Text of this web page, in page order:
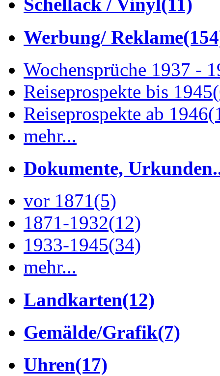
Schellack / Vinyl(11)
Werbung/ Reklame
Wochensprüche 1937 -
Reiseprospekte bis 1945
Reiseprospekte ab 1946
mehr...
Dokumente,
vor 1871(5)
1871-1932(12)
1933-1945(34)
mehr...
Landkarten(12)
Gemälde/Grafik(7)
Uhren(17)